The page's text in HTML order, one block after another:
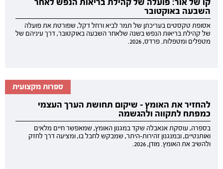
השבעה באוקטובר
אסופת טקסטים בעריכתן של תמר לביא ורחל דקל, שפורטת את פועלה
של קהילת בריאות הנפש בשנה שלאחר השבעה באוקטובר, דרך עיניהם של
מטפלים ומטפלות. פרדס, 2026.
ספרות מקצועית
להחזיר את האומץ - שיקום תחושת הערך העצמי
כמפתח לתקווה ולהגשמה
בספרה, עוסקת אנאבלה שקד במגנון האומץ, שמאפשר חיים מלאים
ואותנטיים, ובמנגנון זהירות-היתר, שמבקש לחבל בו, ומציעה דרך לחזק
ולהשיב את האומץ. מודן, 2026.